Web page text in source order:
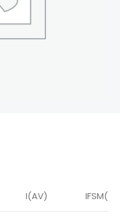
I(AV) IFSM(A)